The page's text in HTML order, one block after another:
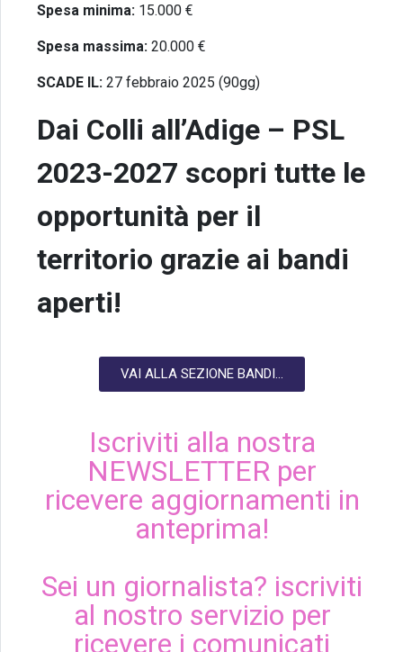
Spesa minima: 15.000 €
Spesa massima: 20.000 €
SCADE IL: 27 febbraio 2025 (90gg)
Dai Colli all’Adige – PSL
2023-2027 scopri tutte le
opportunità per il
territorio grazie ai bandi
aperti!
VAI ALLA SEZIONE BANDI...
Iscriviti alla nostra
NEWSLETTER per
ricevere aggiornamenti in
anteprima!
Sei un giornalista? iscriviti
al nostro servizio per
ricevere i comunicati